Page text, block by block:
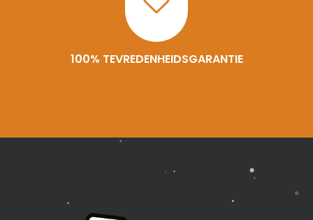
100% TEVREDENHEIDSGARANTIE